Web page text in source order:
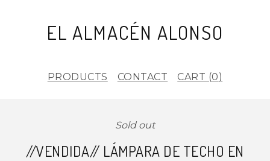
EL ALMACÉN ALONSO
PRODUCTS CONTACT CART (0)
Sold out
//VENDIDA// LÁMPARA DE TECHO EN